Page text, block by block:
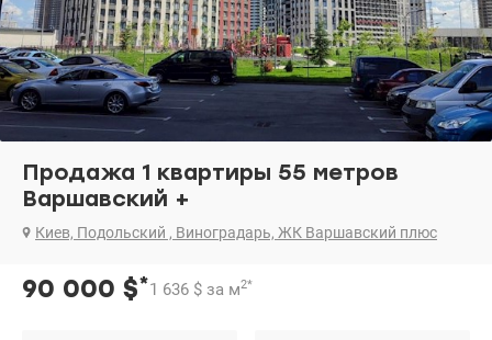
Продажа 1 квартиры 55 метров
Варшавский +
Киев, Подольский , Виноградарь, ЖК Варшавский плюс
90 000 $*1 636 $ за м2*